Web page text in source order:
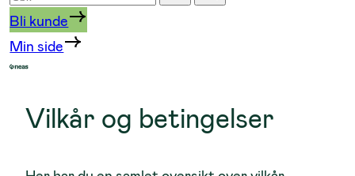
etter
Bli kunde
Min side
Vilkår og betingelser